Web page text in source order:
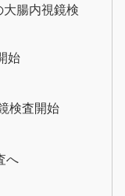
腸内視鏡検
始
検査開始
へ